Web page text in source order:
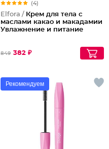
(4)
Elfora / Крем для тела с
маслами какао и макадамии
Увлажнение и питание
849 382 ₽
Рекомендуем